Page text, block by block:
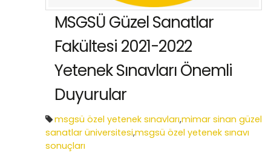
MSGSÜ Güzel Sanatlar
Fakültesi 2021-2022
Yetenek Sınavları Önemli
Duyurular
msgsü özel yetenek sınavları,mimar sinan güzel
sanatlar üniversitesi,msgsü özel yetenek sınavı
sonuçları